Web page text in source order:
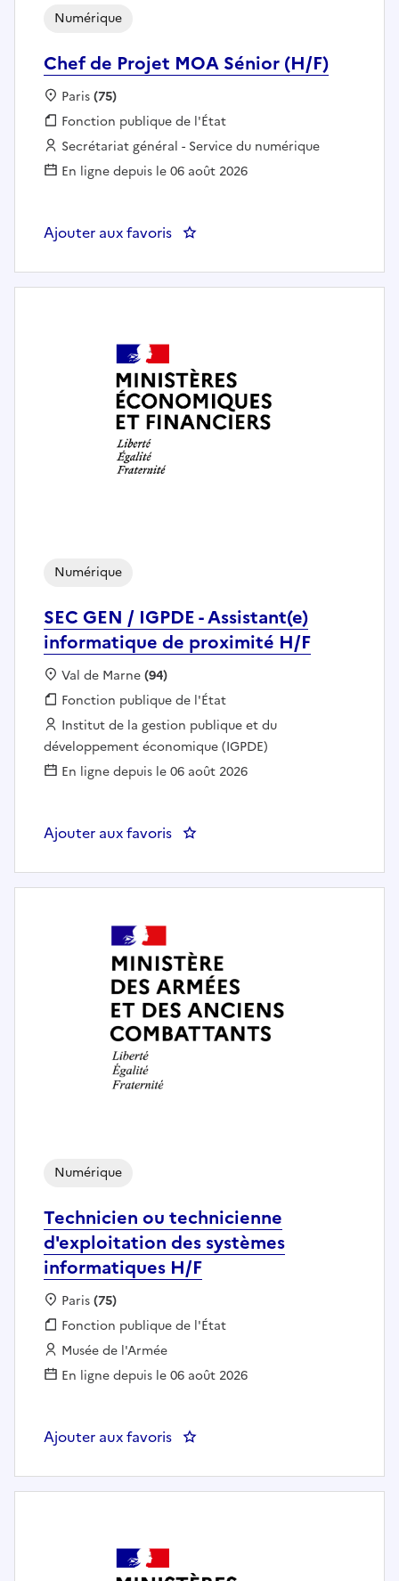
Chef de Projet MOA Sénior (H/F)
Numérique
Localisation :
Paris(75)
Fonction publique :
Fonction publique de l'État
Employeur :
Secrétariat général - Service du numérique
En ligne depuis le 06 août 2026
Ajouter aux favoris : Chef de Projet MOA Sénior (H/
SEC GEN / IGPDE - Assistant(e)
informatique de proximité H/F
Numérique
Localisation :
Val de Marne(94)
Fonction publique :
Fonction publique de l'État
Employeur :
Institut de la gestion publique et du
développement économique (IGPDE)
En ligne depuis le 06 août 2026
Ajouter aux favoris : SEC GEN / IGPDE -
Technicien ou technicienne
d'exploitation des systèmes
informatiques H/F
Numérique
Localisation :
Paris(75)
Fonction publique :
Fonction publique de l'État
Employeur :
Musée de l'Armée
En ligne depuis le 06 août 2026
Ajouter aux favoris : Technicien ou technicienne